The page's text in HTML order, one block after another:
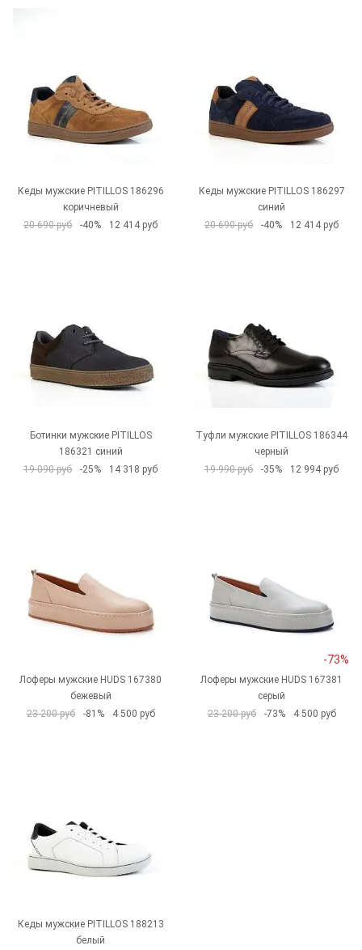
Кеды мужские PITILLOS 186296
коричневый
20 690 руб
-40% 12 414 руб
Кеды мужские PITILLOS 186297
синий
20 690 руб
-40% 12 414 руб
Ботинки мужские PITILLOS
186321 синий
19 090 руб
-25% 14 318 руб
Туфли мужские PITILLOS 186344
черный
19 990 руб
-35% 12 994 руб
Лоферы мужские HUDS 167380
бежевый
23 200 руб
-81% 4 500 руб
-73%
Лоферы мужские HUDS 167381
серый
23 200 руб
-73% 4 500 руб
Кеды мужские PITILLOS 188213
белый